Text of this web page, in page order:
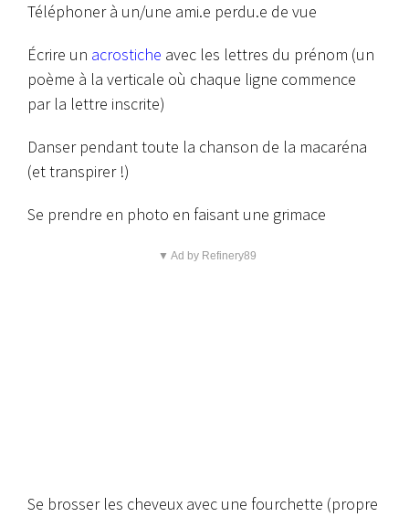
Téléphoner à un/une ami.e perdu.e de vue
Écrire un acrostiche avec les lettres du prénom (un
poème à la verticale où chaque ligne commence
par la lettre inscrite)
Danser pendant toute la chanson de la macaréna
(et transpirer !)
Se prendre en photo en faisant une grimace
▼ Ad by Refinery89
Se brosser les cheveux avec une fourchette (propre